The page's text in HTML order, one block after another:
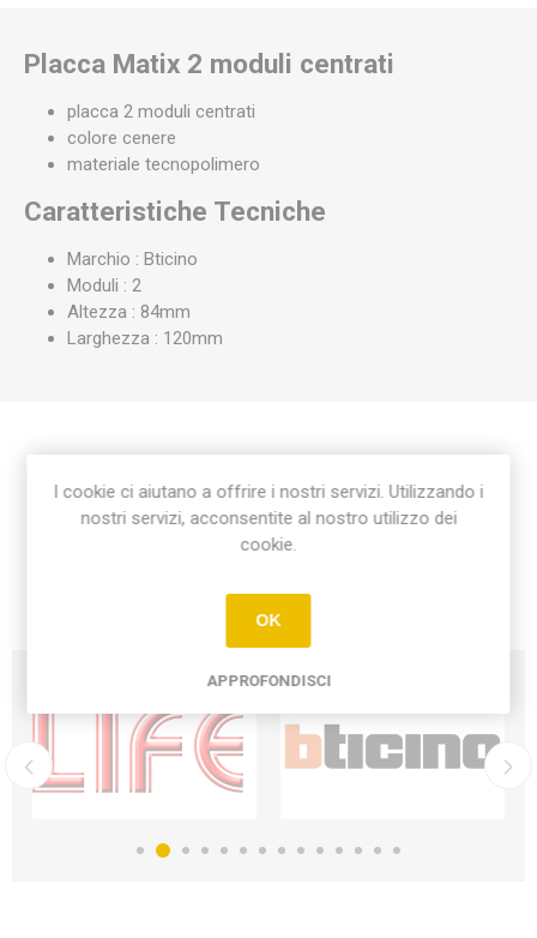
Placca Matix 2 moduli centrati
placca 2 moduli centrati
colore cenere
materiale tecnopolimero
Caratteristiche Tecniche
Marchio : Bticino
Moduli : 2
Altezza : 84mm
Larghezza : 120mm
Etichetta del prodotto
placca matix 2 moduli centrati
I cookie ci aiutano a offrire i nostri servizi. Utilizzando i
nostri servizi, acconsentite al nostro utilizzo dei
cookie.
OK
APPROFONDISCI